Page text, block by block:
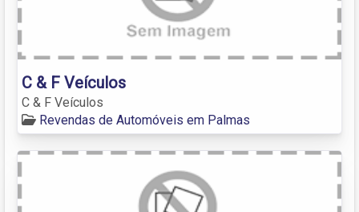
C & F Veículos
C & F Veículos
Revendas de Automóveis em Palmas